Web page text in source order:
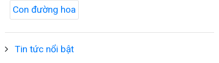
Con đường hoa
Tin tức nổi bật